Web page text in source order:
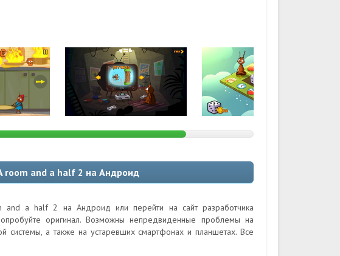
room and a half 2 на Андроид
and a half 2 на Андроид или перейти на сайт разработчика
оригинал. Возможны непредвиденные проблемы на
системы, а также на устаревших смартфонах и планшетах. Все